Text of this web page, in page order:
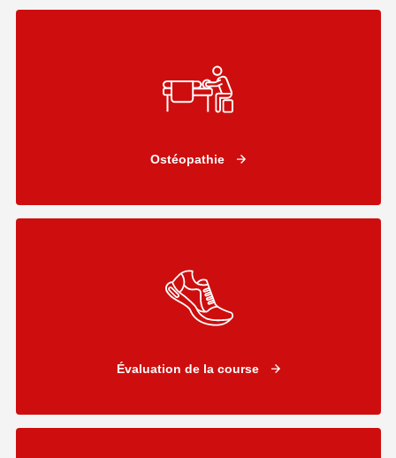
Ostéopathie
Évaluation de la course